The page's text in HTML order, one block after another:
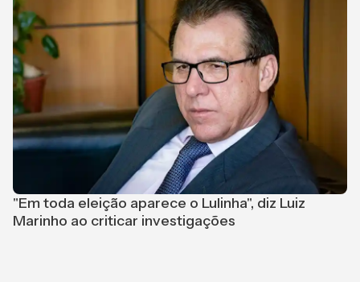
"Em toda eleição aparece o Lulinha", diz Luiz
Marinho ao criticar investigações